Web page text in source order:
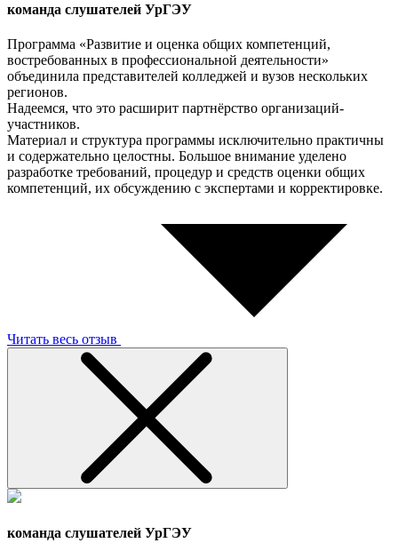
команда слушателей УрГЭУ
Программа «Развитие и оценка общих компетенций,
востребованных в профессиональной деятельности»
объединила представителей колледжей и вузов нескольких
регионов.
Надеемся, что это расширит партнёрство организаций-
участников.
Материал и структура программы исключительно практичны
и содержательно целостны. Большое внимание уделено
разработке требований, процедур и средств оценки общих
компетенций, их обсуждению с экспертами и корректировке.
Читать весь отзыв
команда слушателей УрГЭУ